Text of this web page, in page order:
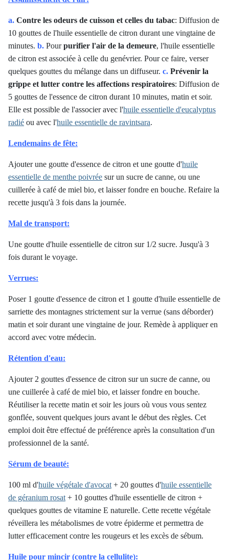
a. Contre les odeurs de cuisson et celles du tabac: Diffusion de
10 gouttes de l'huile essentielle de citron durant une vingtaine de
minutes. b. Pourpurifier l'air de la demeure, l'huile essentielle
de citron est associée à celle du genévrier. Pour ce faire, verser
quelques gouttes du mélange dans un diffuseur. c. Prévenir la
grippe et lutter contre les affections respiratoires: Diffusion de
5 gouttes de l'essence de citron durant 10 minutes, matin et soir.
Elle est possible de l'associer avec l'huile essentielle d'eucalyptus
radié ou avec l'huile essentielle de ravintsara.
Lendemains de fête:
Ajouter une goutte d'essence de citron et une goutte d'huile
essentielle de menthe poivrée sur un sucre de canne, ou une
cuillerée à café de miel bio, et laisser fondre en bouche. Refaire la
recette jusqu'à 3 fois dans la journée.
Mal de transport:
Une goutte d'huile essentielle de citron sur 1/2 sucre. Jusqu'à 3
fois durant le voyage.
Verrues:
Poser 1 goutte d'essence de citron et 1 goutte d'huile essentielle de
sarriette des montagnes strictement sur la verrue (sans déborder)
matin et soir durant une vingtaine de jour. Remède à appliquer en
accord avec votre médecin.
Rétention d'eau:
Ajouter 2 gouttes d'essence de citron sur un sucre de canne, ou
une cuillerée à café de miel bio, et laisser fondre en bouche.
Réutiliser la recette matin et soir les jours où vous vous sentez
gonflée, souvent quelques jours avant le début des règles. Cet
emploi doit être effectué de préférence après la consultation d'un
professionnel de la santé.
Sérum de beauté:
100 ml d'huile végétale d'avocat + 20 gouttes d'huile essentielle
de géranium rosat + 10 gouttes d'huile essentielle de citron +
quelques gouttes de vitamine E naturelle. Cette recette végétale
réveillera les métabolismes de votre épiderme et permettra de
lutter efficacement contre les rougeurs et les excès de sébum.
Huile pour mincir (contre la cellulite):